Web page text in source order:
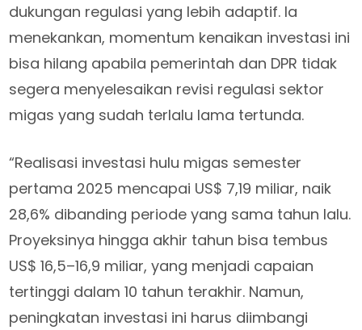
dukungan regulasi yang lebih adaptif. Ia
menekankan, momentum kenaikan investasi ini
bisa hilang apabila pemerintah dan DPR tidak
segera menyelesaikan revisi regulasi sektor
migas yang sudah terlalu lama tertunda.
“Realisasi investasi hulu migas semester
pertama 2025 mencapai US$ 7,19 miliar, naik
28,6% dibanding periode yang sama tahun lalu.
Proyeksinya hingga akhir tahun bisa tembus
US$ 16,5–16,9 miliar, yang menjadi capaian
tertinggi dalam 10 tahun terakhir. Namun,
peningkatan investasi ini harus diimbangi